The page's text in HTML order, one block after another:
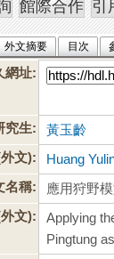
外文摘要 目次
網址:
究生:
黃玉齡
文):
Huang
名稱:
應用狩野
文):
Applying
Pingtung